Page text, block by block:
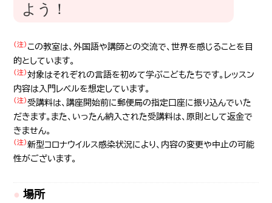
よう！
（注） この教室は、外国語や講師との交流で、世界を感じることを目
的としています。
（注）対象はそれぞれの言語を初めて学ぶこどもたちです。レッスン
内容は入門レベルを想定しています。
（注）受講料は、講座開始前に郵便局の指定口座に振り込んでいた
だきます。また、いったん納入された受講料は、原則として返金で
きません。
（注）新型コロナウイルス感染状況により、内容の変更や中止の可能
性がございます。
場所